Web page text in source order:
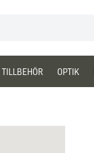
TILLBEHÖR OPTIK